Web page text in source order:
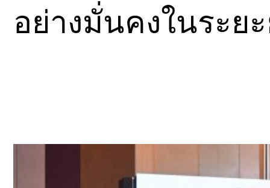
อย่างมั่นคงในระย